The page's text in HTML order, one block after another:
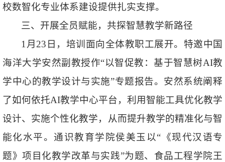
校数智化专业体系建设提供扎实支撑。
三、开展全员赋能，共探智慧教学新路径
1月23日，培训面向全体教职工展开。特邀中国
海洋大学安然副教授作“以智促教：基于智慧树AI教
学中心的教学设计与实施”专题报告。安然系统阐释
了如何依托AI教学中心平台，利用智能工具优化教学
设计、实施个性化教学，从而提升教学的精准化与智
能化水平。通识教育学院侯美玉以“《现代汉语专
题》项目化教学改革与实践”为题、食品工程学院王